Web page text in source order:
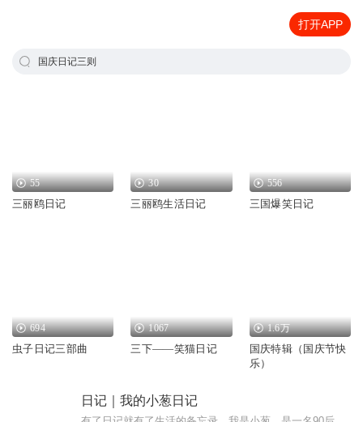
打开APP
国庆日记三则
55
三丽鸥日记
30
三丽鸥生活日记
556
三国爆笑日记
694
虫子日记三部曲
1067
三下——笑猫日记
1.6万
国庆特辑（国庆节快
乐）
日记｜我的小葱日记